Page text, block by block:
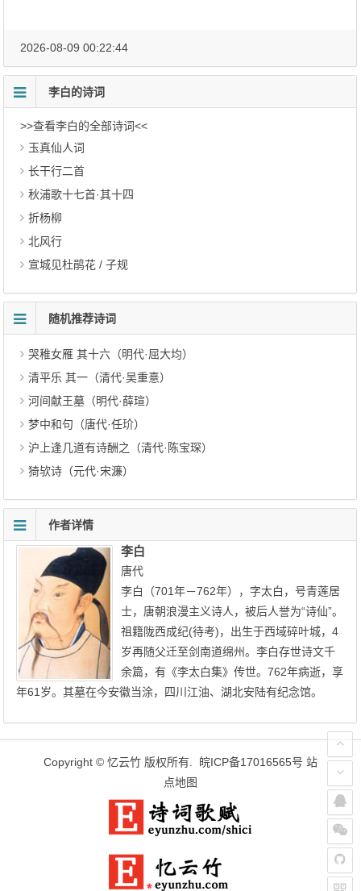
2026-08-09 00:22:44
李白的诗词
>>查看李白的全部诗词<<
玉真仙人词
长干行二首
秋浦歌十七首·其十四
折杨柳
北风行
宣城见杜鹃花 / 子规
随机推荐诗词
哭稚女雁 其十六（明代·屈大均）
清平乐 其一（清代·吴重憙）
河间献王墓（明代·薛瑄）
梦中和句（唐代·任玠）
沪上逢几道有诗酬之（清代·陈宝琛）
猗欤诗（元代·宋濂）
作者详情
李白
唐代
李白（701年－762年），字太白，号青莲居
士，唐朝浪漫主义诗人，被后人誉为“诗仙”。
祖籍陇西成纪(待考)，出生于西域碎叶城，4
岁再随父迁至剑南道绵州。李白存世诗文千
余篇，有《李太白集》传世。762年病逝，享
年61岁。其墓在今安徽当涂，四川江油、湖北安陆有纪念馆。
Copyright © 忆云竹 版权所有. 皖ICP备17016565号 站
点地图